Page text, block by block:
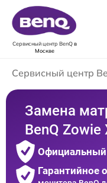
Сервисный центр BenQв
Москве
Сервисный центр
Замена
BenQ Zowie
Официальный
Гарантийное